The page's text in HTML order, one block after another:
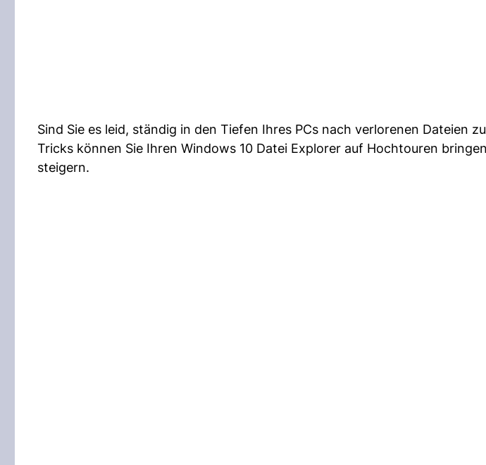
Sind Sie es leid, ständig in den Tiefen Ihres PCs nach verlorenen Dateien
Tricks können Sie Ihren Windows 10 Datei Explorer auf Hochtouren
steigern.